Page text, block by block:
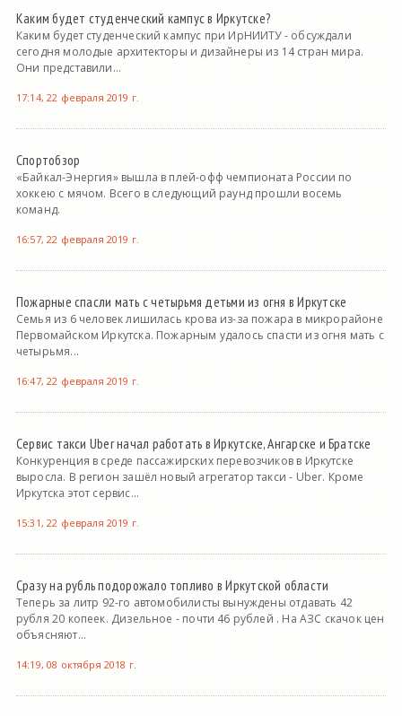
Каким будет студенческий кампус в Иркутске?
Каким будет студенческий кампус при ИрНИИТУ - обсуждали
сегодня молодые архитекторы и дизайнеры из 14 стран мира.
Они представили...
17:14, 22 февраля 2019 г.
Спортобзор
«Байкал-Энергия» вышла в плей-офф чемпионата России по
хоккею с мячом. Всего в следующий раунд прошли восемь
команд.
16:57, 22 февраля 2019 г.
Пожарные спасли мать с четырьмя детьми из огня в Иркутске
Семья из 6 человек лишилась крова из-за пожара в микрорайоне
Первомайском Иркутска. Пожарным удалось спасти из огня мать с
четырьмя...
16:47, 22 февраля 2019 г.
Сервис такси Uber начал работать в Иркутске, Ангарске и Братске
Конкуренция в среде пассажирских перевозчиков в Иркутске
выросла. В регион зашёл новый агрегатор такси - Uber. Кроме
Иркутска этот сервис...
15:31, 22 февраля 2019 г.
Сразу на рубль подорожало топливо в Иркутской области
Теперь за литр 92-го автомобилисты вынуждены отдавать 42
рубля 20 копеек. Дизельное - почти 46 рублей . На АЗС скачок цен
объясняют...
14:19, 08 октября 2018 г.